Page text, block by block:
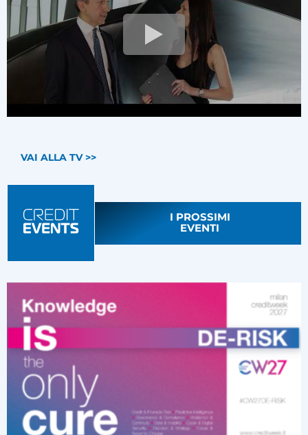
VAI ALLA TV >>
I PROSSIMI
EVENTI